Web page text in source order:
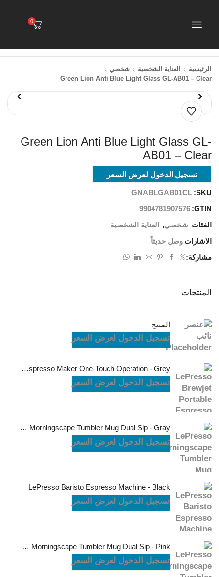
0
الرئيسية العناية الشخصية
شخصي
Green Lion Anti Blue Light Glass GL-AB01 – Clear
Green Lion Anti Blue Light Glass GL-
AB01 – Clear
تسجيل الدخول لعرض السعر
SKU:
GNABLGAB01CL
GTIN:
9904781907576
الفئات شخصي, العناية الشخصية
الاشارات وصل حديثاً
مشاركة:
المنتجات
المنتج
تسجيل الدخول لعرض السعر
LePresso Brewjet Portable Espresso Maker One-Touch Operation - Grey
تسجيل الدخول لعرض السعر
LePresso Morningscape Tumbler Mug Dual Sip - Gray
تسجيل الدخول لعرض السعر
LePresso Baristo Espresso Machine - Black
تسجيل الدخول لعرض السعر
LePresso Morningscape Tumbler Mug Dual Sip - Pink
تسجيل الدخول لعرض السعر